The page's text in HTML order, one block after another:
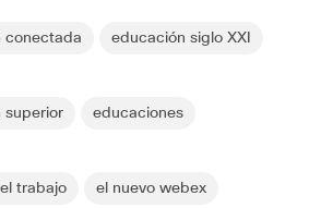
conectada educación siglo XXI
superior educaciones
trabajo el nuevo webex